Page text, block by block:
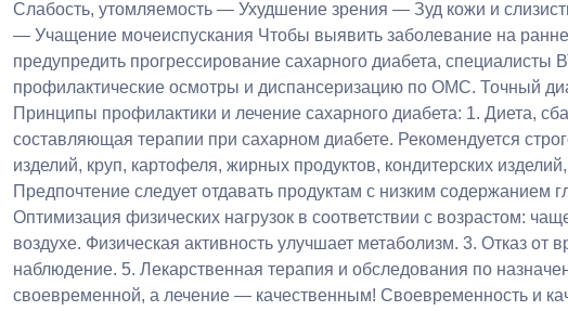
Слабость, утомляемость — Ухудшение зрения — Зуд кожи и
— Учащение мочеиспускания Чтобы выявить заболевание на
предупредить прогрессирование сахарного диабета,
профилактические осмотры и диспансеризацию по ОМС. Точный
Принципы профилактики и лечение сахарного диабета: 1. Диета,
составляющая терапии при сахарном диабете. Рекомендуется
изделий, круп, картофеля, жирных продуктов, кондитерских
Предпочтение следует отдавать продуктам с низким
Оптимизация физических нагрузок в соответствии с возрастом:
воздухе. Физическая активность улучшает метаболизм. 3. Отказ
наблюдение. 5. Лекарственная терапия и обследования по
своевременной, а лечение — качественным! Своевременность и